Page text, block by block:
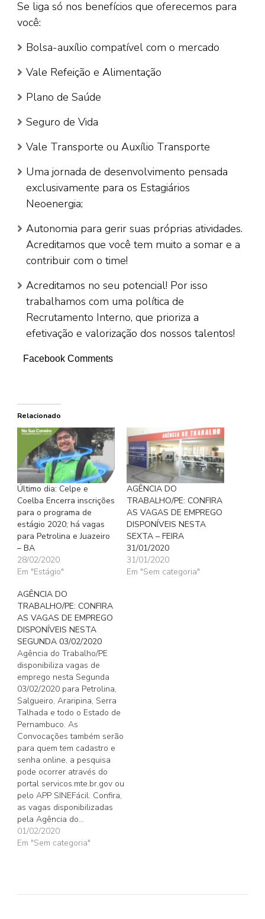
Se liga só nos benefícios que oferecemos para
você:
Bolsa-auxílio compatível com o mercado
Vale Refeição e Alimentação
Plano de Saúde
Seguro de Vida
Vale Transporte ou Auxílio Transporte
Uma jornada de desenvolvimento pensada
exclusivamente para os Estagiários
Neoenergia;
Autonomia para gerir suas próprias atividades.
Acreditamos que você tem muito a somar e a
contribuir com o time!
Acreditamos no seu potencial! Por isso
trabalhamos com uma política de
Recrutamento Interno, que prioriza a
efetivação e valorização dos nossos talentos!
Facebook Comments
Relacionado
Último dia: Celpe e
Coelba Encerra inscrições
para o programa de
estágio 2020; há vagas
para Petrolina e Juazeiro
– BA
28/02/2020
Em "Estágio"
AGÊNCIA DO
TRABALHO/PE: CONFIRA
AS VAGAS DE EMPREGO
DISPONÍVEIS NESTA
SEXTA – FEIRA
31/01/2020
31/01/2020
Em "Sem categoria"
AGÊNCIA DO
TRABALHO/PE: CONFIRA
AS VAGAS DE EMPREGO
DISPONÍVEIS NESTA
SEGUNDA 03/02/2020
Agência do Trabalho/PE
disponibiliza vagas de
emprego nesta Segunda
03/02/2020 para Petrolina,
Salgueiro, Araripina, Serra
Talhada e todo o Estado de
Pernambuco. As
Convocações também serão
para quem tem cadastro e
senha online, a pesquisa
pode ocorrer através do
portal servicos.mte.br.gov ou
pelo APP SINEFácil. Confira,
as vagas disponibilizadas
pela Agência do…
01/02/2020
Em "Sem categoria"